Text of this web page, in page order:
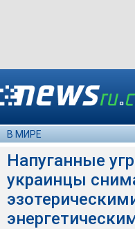
В МИРЕ
Напуганные
украинцы